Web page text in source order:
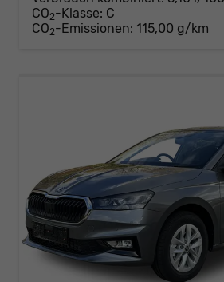
CO2-Klasse: C
CO2-Emissionen: 115,00 g/km